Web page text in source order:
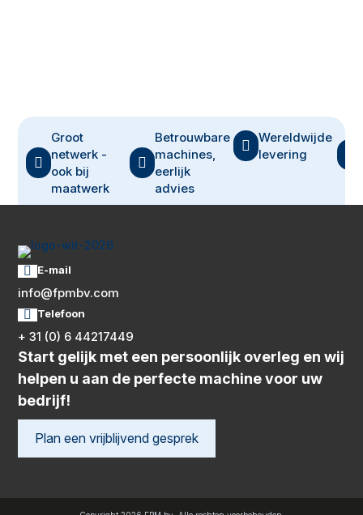

Groot
netwerk -
ook bij
maatwerk

Betrouwbare
machines,
eerlijk
advies

Wereldwijde
levering
 E-mail
info@fpmbv.com
 Telefoon
+ 31 (0) 6 44217449
Start gelijk met een persoonlijk overleg en wij
helpen u aan de perfecte machine voor uw
bedrijf!
Plan een vrijblijvend gesprek